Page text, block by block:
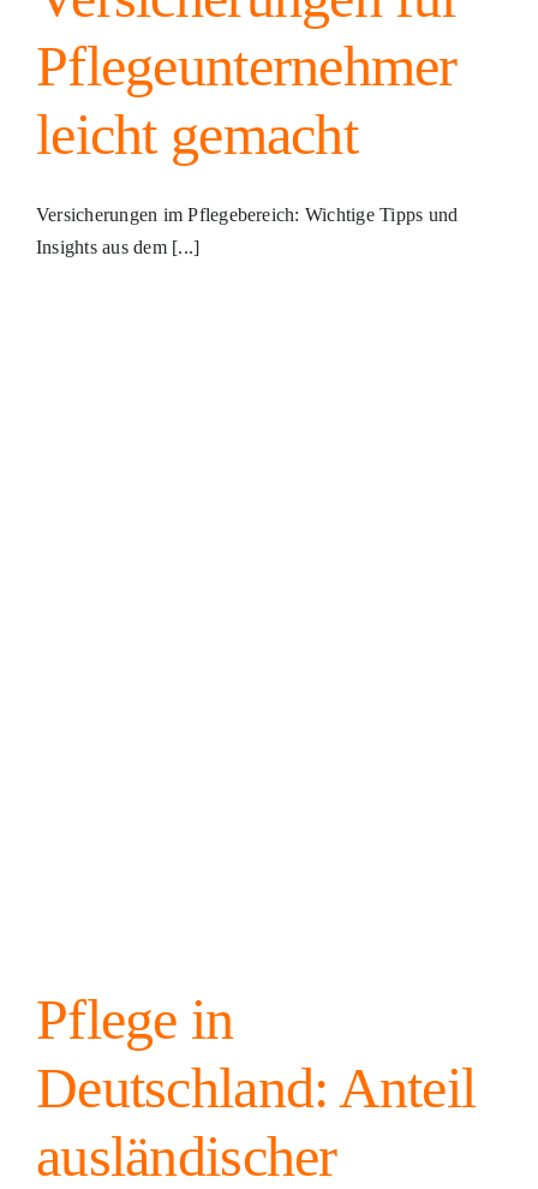
Pflegeunternehmer
leicht gemacht
Versicherungen im Pflegebereich: Wichtige Tipps und
Insights aus dem [...]
Pflege in
Deutschland: Anteil
ausländischer